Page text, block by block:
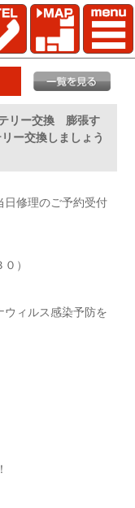
リー交換 膨張す
ー交換しましょう
日修理のご予約受付
）
ウィルス感染予防を